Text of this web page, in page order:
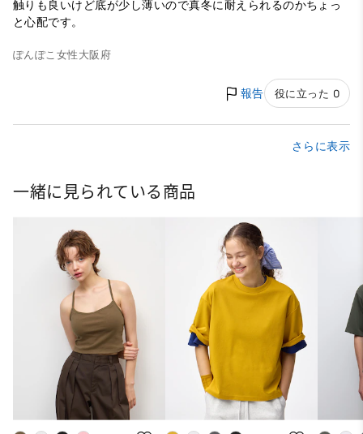
触りも良いけど底が少し薄いので真冬に耐えられるのかちょっ
と心配です。
ぽんぽこ 女性 大阪府
報告 役に立った 0
さらに表示
一緒に見られている商品